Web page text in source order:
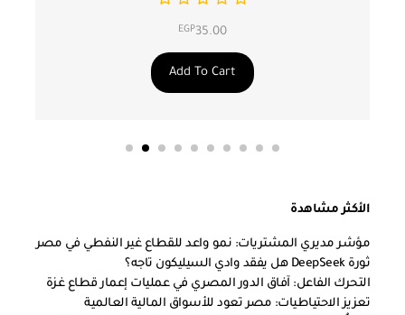
EGP35.00
Add To Cart
الأكثر مشاهدة
مؤشر مديري المشتريات: نمو واعد للقطاع غير النفطي في مصر
ثورة DeepSeek هل يفقد وادي السيليكون تاجه؟
التحرك الفاعل: آفاق الدور المصري في عمليات إعمار قطاع غزة
تعزيز الاحتياطيات: مصر تعود للأسواق المالية العالمية